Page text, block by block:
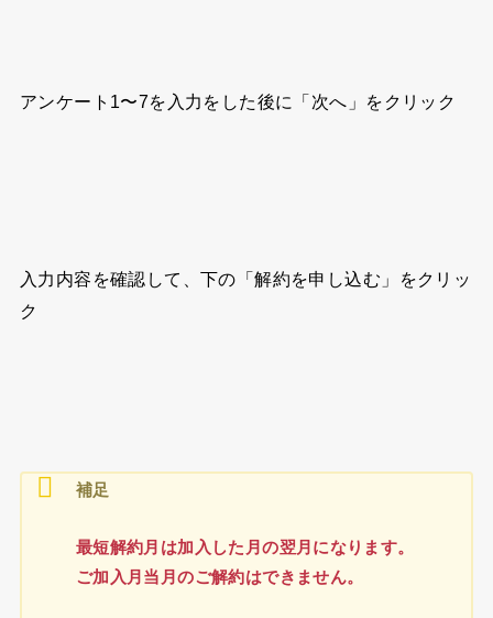
アンケート1〜7を入力をした後に「次へ」をクリック
入力内容を確認して、下の「解約を申し込む」をクリッ
ク
補足
最短解約月は加入した月の翌月になります。
ご加入月当月のご解約はできません。